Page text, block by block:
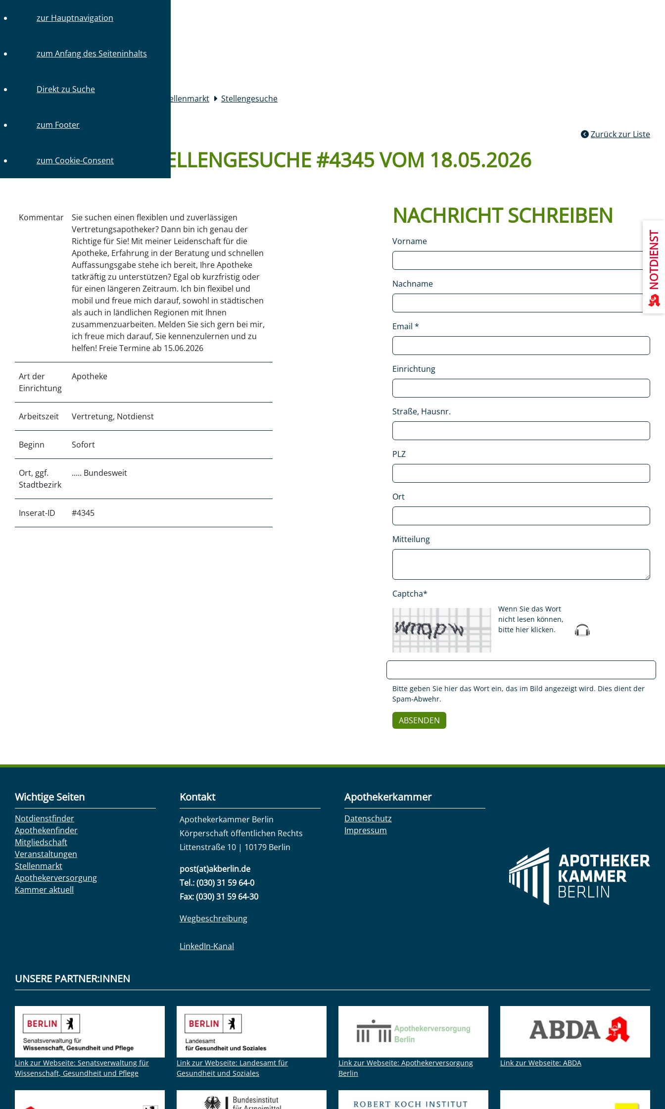
zur Hauptnavigation
zum Anfang des Seiteninhalts
Direkt zu Suche
zum Footer
zum Cookie-Consent
NOTDIENST
Stellenmarkt Stellengesuche
Zurück zur Liste
DETAILS ZUM STELLENGESUCHE #4345 VOM 18.05.2026
Kommentar
Sie suchen einen flexiblen und zuverlässigen
Vertretungsapotheker? Dann bin ich genau der
Richtige für Sie! Mit meiner Leidenschaft für die
Apotheke, Erfahrung in der Beratung und schnellen
Auffassungsgabe stehe ich bereit, Ihre Apotheke
tatkräftig zu unterstützen? Egal ob kurzfristig oder
für einen längeren Zeitraum. Ich bin flexibel und
mobil und freue mich darauf, sowohl in städtischen
als auch in ländlichen Regionen mit Ihnen
zusammenzuarbeiten. Melden Sie sich gern bei mir,
ich freue mich darauf, Sie kennenzulernen und zu
helfen! Freie Termine ab 15.06.2026
Art der
Einrichtung
Apotheke
Arbeitszeit Vertretung, Notdienst
Beginn Sofort
Ort, ggf.
Stadtbezirk
..... Bundesweit
Inserat-ID #4345
NACHRICHT SCHREIBEN
Vorname
Nachname
Email *
Einrichtung
Straße, Hausnr.
PLZ
Ort
Mitteilung
Captcha*
Wenn Sie das Wort
nicht lesen können,
bitte hier klicken.
Bitte geben Sie hier das Wort ein, das im Bild angezeigt wird. Dies dient der
Spam-Abwehr.
Wichtige Seiten
Notdienstfinder
Apothekenfinder
Mitgliedschaft
Veranstaltungen
Stellenmarkt
Apothekerversorgung
Kammer aktuell
Kontakt
Apothekerkammer Berlin
Körperschaft öffentlichen Rechts
Littenstraße 10 | 10179 Berlin
post(at)akberlin.de
Tel.: (030) 31 59 64-0
Fax: (030) 31 59 64-30
Wegbeschreibung
LinkedIn-Kanal
Apothekerkammer
Datenschutz
Impressum
UNSERE PARTNER:INNEN
Link zur Webseite: Senatsverwaltung für
Wissenschaft, Gesundheit und Pflege
Link zur Webseite: Landesamt für
Gesundheit und Soziales
Link zur Webseite: Apothekerversorgung
Berlin
Link zur Webseite: ABDA